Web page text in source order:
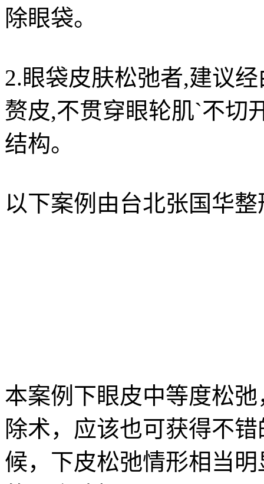
除眼袋。
2.眼袋皮肤松弛者,建议
赘皮,不贯穿眼轮肌ˋ不切
结构。
以下案例由台北张国华
本案例下眼皮中等度松
除术，应该也可获得不
候，下皮松弛情形相当